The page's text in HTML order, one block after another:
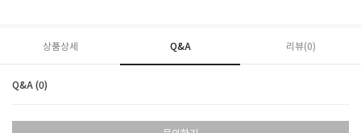
상품상세 Q&A 리뷰(0)
Q&A (0)